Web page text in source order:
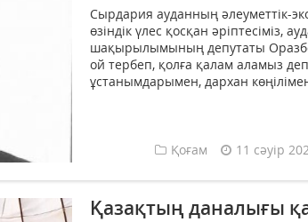
Сырдария ауданның әлеуметтік-
өзіндік үлес қосқан әріптесіміз,
шақырылымының депутаты
ой тербеп, қолға қалам аламыз деп
ұстанымдарымен, дархан
Қоғам 11 сәуір
Қазақтың даналығы